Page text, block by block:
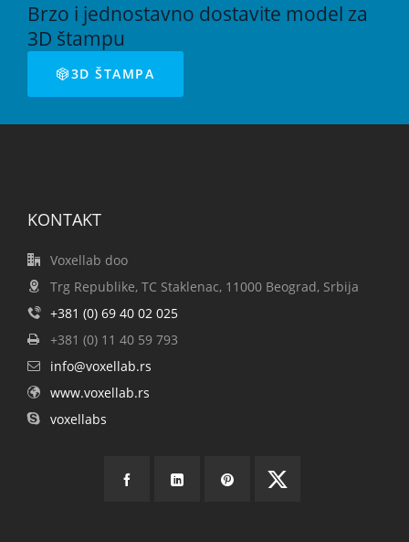
Brzo i jednostavno dostavite model za
3D štampu
3D ŠTAMPA
KONTAKT
Voxellab doo
Trg Republike, TC Staklenac, 11000 Beograd, Srbija
+381 (0) 69 40 02 025
+381 (0) 11 40 59 793
info@voxellab.rs
www.voxellab.rs
voxellabs